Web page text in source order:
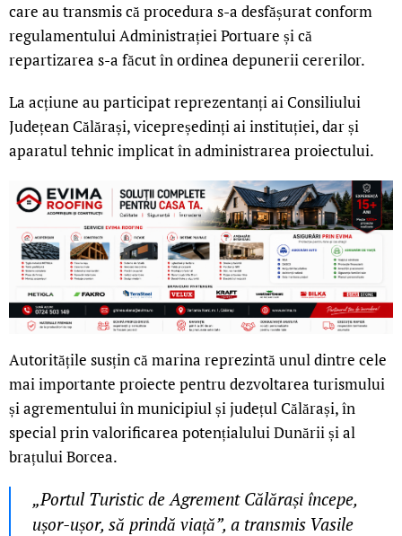
care au transmis că procedura s-a desfășurat conform
regulamentului Administrației Portuare și că
repartizarea s-a făcut în ordinea depunerii cererilor.
La acțiune au participat reprezentanți ai Consiliului
Județean Călărași, vicepreședinți ai instituției, dar și
aparatul tehnic implicat în administrarea proiectului.
Autoritățile susțin că marina reprezintă unul dintre cele
mai importante proiecte pentru dezvoltarea turismului
și agrementului în municipiul și județul Călărași, în
special prin valorificarea potențialului Dunării și al
brațului Borcea.
„Portul Turistic de Agrement Călărași începe,
ușor-ușor, să prindă viață”, a transmis Vasile